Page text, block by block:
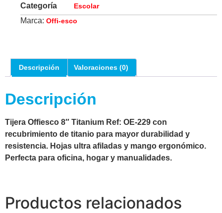
Categoría Escolar
Marca: Offi-esco
Descripción Valoraciones (0)
Descripción
Tijera Offiesco 8″ Titanium Ref: OE-229 con
recubrimiento de titanio para mayor durabilidad y
resistencia. Hojas ultra afiladas y mango ergonómico.
Perfecta para oficina, hogar y manualidades.
Productos relacionados